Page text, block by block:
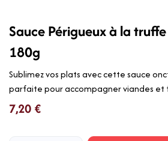
Sauce Périgueux à la
180g
Sublimez vos plats avec cette sauce
parfaite pour accompagner viandes et
7,20 €